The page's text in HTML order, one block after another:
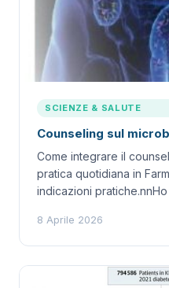
SCIENZE & SALUTE
Counseling sul
Come integrare il
pratica quotidiana in
indicazioni
8 Aprile 2026